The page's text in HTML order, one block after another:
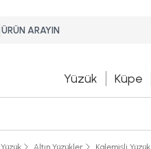
Yüzük Küpe
Yüzük Altın Yüzükler Kalemişli Yüzük